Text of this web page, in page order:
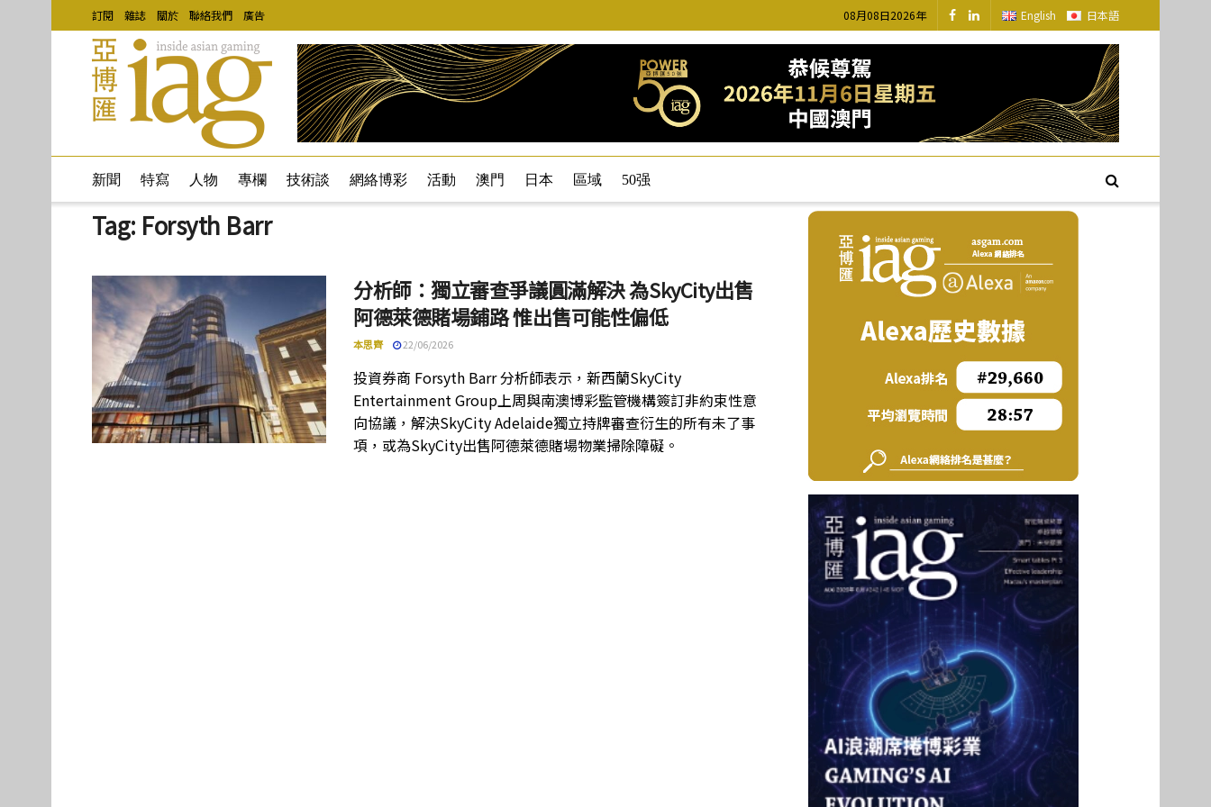
訂閱 雜誌 關於 聯絡我們 廣告 08月08日2026年 English 日本語
新聞 特寫 人物 專欄 技術談 網絡博彩 活動 澳門 日本 區域 50强
Tag: Forsyth Barr
分析師：獨立審查爭議圓滿解決 為SkyCity出售
阿德萊德賭場鋪路 惟出售可能性偏低
本思齊 22/06/2026
投資券商 Forsyth Barr 分析師表示，新西蘭SkyCity
Entertainment Group上周與南澳博彩監管機構簽訂非約束性意
向協議，解決SkyCity Adelaide獨立持牌審查衍生的所有未了事
項，或為SkyCity出售阿德萊德賭場物業掃除障礙。